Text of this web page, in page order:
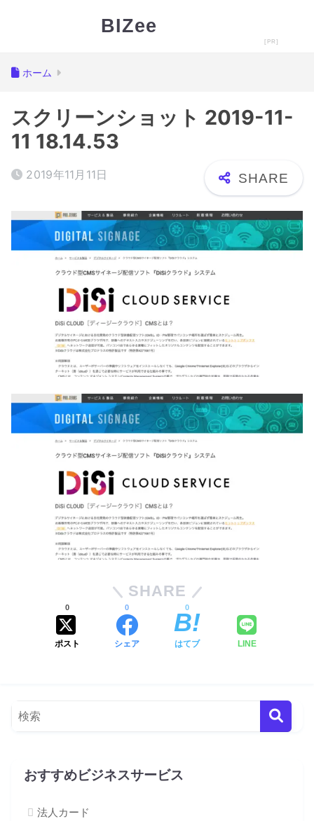
BIZee
ホーム
スクリーンショット 2019-11-
11 18.14.53
2019年11月11日
SHARE
ポスト
0
シェア
0
はてブ
0
LINE
おすすめビジネスサービス
法人カード